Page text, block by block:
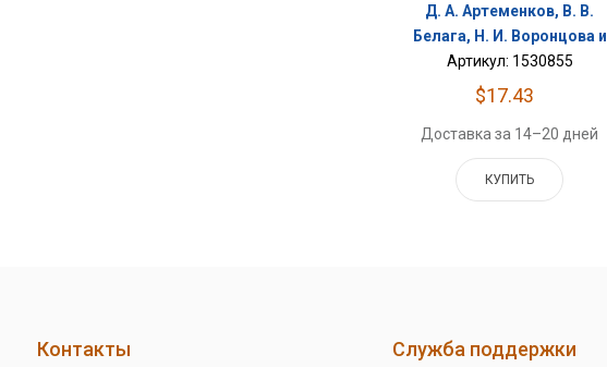
Д. А. Артеменков, В. В.
Белага, Н. И. Воронцова и
Артикул: 1530855
$17.43
Доставка за 14–20 дней
КУПИТЬ
Контакты Служба поддержки